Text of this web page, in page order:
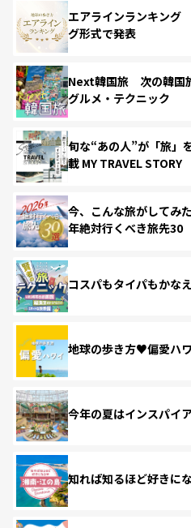
エアラインランキング
グ形式で発表
Next韓国旅 次の韓国
グルメ・テクニック
旬な“あの人”が「旅」
載 MY TRAVEL STORY
今、こんな旅がしてみ
年絶対行くべき旅先30
コスパもタイパもかな
地球の歩き方♥偏愛ハ
今年の夏はインスパイ
知れば知るほど好きに